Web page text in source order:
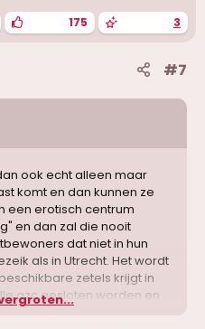
175 3
#7
ook echt alleen maar
komt en dan kunnen ze
een erotisch centrum
en dan zal die nooit
dat niet in hun
als in Utrecht. Het wordt
zetels krijgt in
azc gesloten worden en
eigen land teruggaan ipv